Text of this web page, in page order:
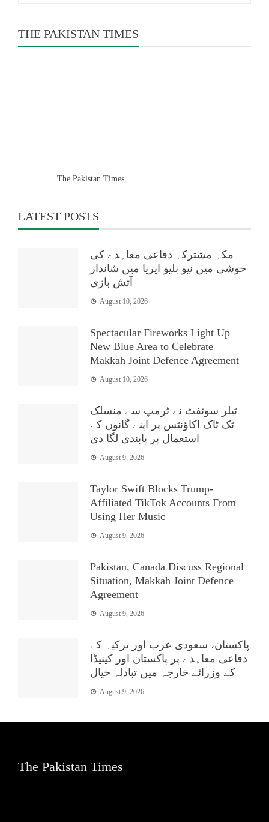
THE PAKISTAN TIMES
The Pakistan Times
LATEST POSTS
مکہ مشترکہ دفاعی معاہدے کی
خوشی میں نیو بلیو ایریا میں شاندار
آتش بازی
August 10, 2026
Spectacular Fireworks Light Up
New Blue Area to Celebrate
Makkah Joint Defence Agreement
August 10, 2026
ٹیلر سوئفٹ نے ٹرمپ سے منسلک
ٹک ٹاک اکاؤنٹس پر اپنے گانوں کے
استعمال پر پابندی لگا دی
August 9, 2026
Taylor Swift Blocks Trump-
Affiliated TikTok Accounts From
Using Her Music
August 9, 2026
Pakistan, Canada Discuss Regional
Situation, Makkah Joint Defence
Agreement
August 9, 2026
پاکستان، سعودی عرب اور ترکیہ کے
دفاعی معاہدے پر پاکستان اور کینیڈا
کے وزرائے خارجہ میں تبادلہ خیال
August 9, 2026
The Pakistan Times